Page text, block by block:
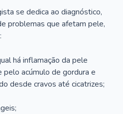
se dedica ao diagnóstico,
problemas que afetam pele,
há inflamação da pele
pelo acúmulo de gordura e
desde cravos até cicatrizes;